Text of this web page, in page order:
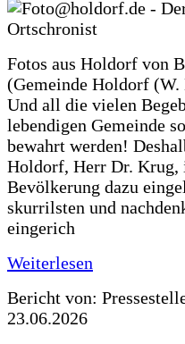
Fotos aus Holdorf von
(Gemeinde Holdorf
Und all die vielen
lebendigen Gemeinde
bewahrt werden!
Holdorf, Herr Dr. Krug,
Bevölkerung dazu
skurrilsten und
eingerich
Weiterlesen
Bericht von:
23.06.2026